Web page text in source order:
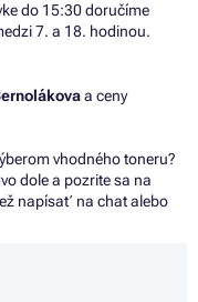
do 15:30 doručíme
7. a 18. hodinou.
a ceny
vhodného toneru?
dole a pozrite sa na
napísať na chat alebo